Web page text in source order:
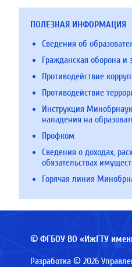
ПОЛЕЗНАЯ ИНФОРМАЦИЯ
Сведения об
Гражданская оборона и
Противодействие
Противодействие
Инструкция
нападения на
Профком
Сведения о доходах,
обязательствах
Горячая линия
© ФГБОУ ВО «ИжГТУ
Разработка © 2026